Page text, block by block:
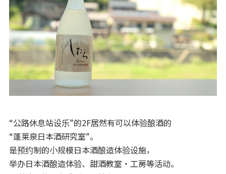
“公路休息站设乐”的2F居然有可以体验酿酒的
“蓬莱泉日本酒研究室”。
是预约制的小规模日本酒酿造体验设施，
举办日本酒酿造体验、甜酒教室・工房等活动。